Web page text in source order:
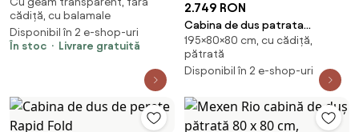
Swing
cădiță, cu balamale
Disponibil în 2 e-shop-uri
În stoc
Livrare gratuită
2.749 RON
Cabina de dus patrata
Cersanit Jota cu usa batanta
stanga 80x80 negru
195×80×80 cm, cu cădiță,
pătrată
Disponibil în 2 e-shop-uri